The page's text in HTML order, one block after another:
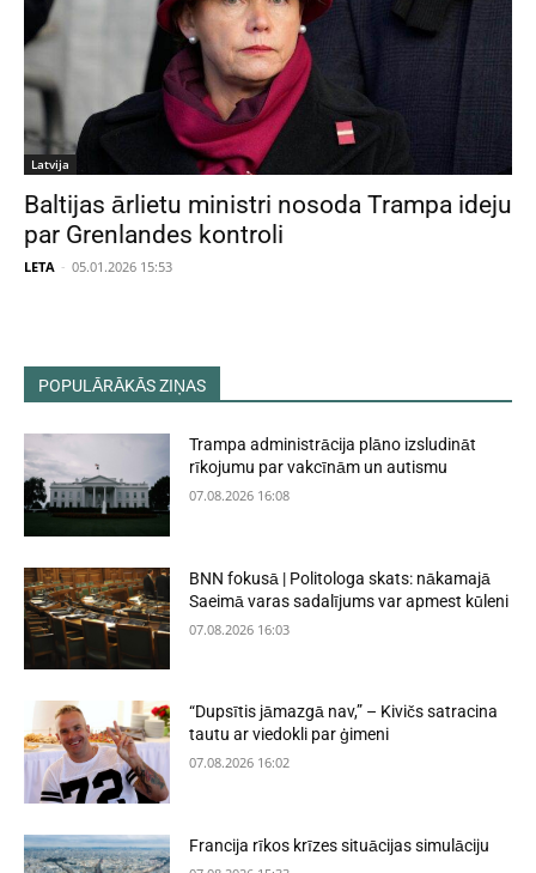
Latvija
Baltijas ārlietu ministri nosoda Trampa ideju
par Grenlandes kontroli
LETA - 05.01.2026 15:53
POPULĀRĀKĀS ZIŅAS
Trampa administrācija plāno izsludināt
rīkojumu par vakcīnām un autismu
07.08.2026 16:08
BNN fokusā | Politologa skats: nākamajā
Saeimā varas sadalījums var apmest kūleni
07.08.2026 16:03
“Dupsītis jāmazgā nav,” – Kivičs satracina
tautu ar viedokli par ģimeni
07.08.2026 16:02
Francija rīkos krīzes situācijas simulāciju